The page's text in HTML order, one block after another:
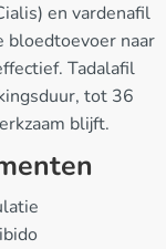
en vardenafil
bloedtoevoer naar
Tadalafil
tot 36
blijft.